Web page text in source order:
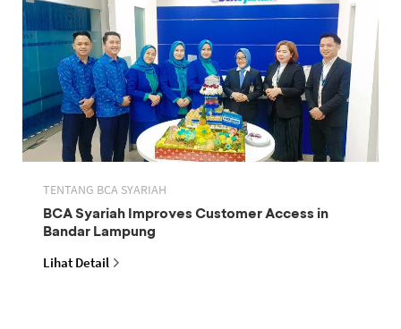
TENTANG BCA SYARIAH
BCA Syariah Improves Customer Access in
Bandar Lampung
Lihat Detail